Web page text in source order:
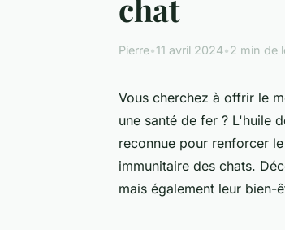
chat
Pierre•11 avril 2024•2 min de
Vous cherchez à offrir le
une santé de fer ? L'huile
reconnue pour renforcer
immunitaire des chats.
mais également leur bien-